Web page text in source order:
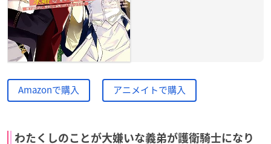
Amazonで購入 アニメイトで購入
わたくしのことが大嫌いな義弟が護衛騎士になり